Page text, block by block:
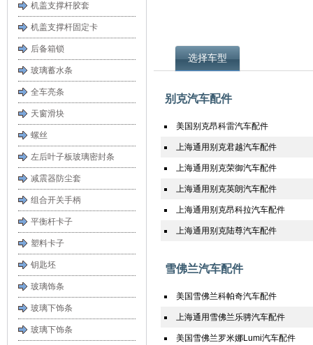
机盖支撑杆胶套
机盖支撑杆固定卡
后备箱锁
玻璃蓄水条
全车亮条
天窗滑块
螺丝
左后叶子板玻璃密封条
减震器防尘套
组合开关手柄
平衡杆卡子
塑料卡子
钥匙坯
玻璃饰条
玻璃下饰条
玻璃下饰条
选择车型
别克汽车配件
美国别克昂科雷汽车配件
上海通用别克君越汽车配件
上海通用别克荣御汽车配件
上海通用别克英朗汽车配件
上海通用别克昂科拉汽车配件
上海通用别克陆尊汽车配件
雪佛兰汽车配件
美国雪佛兰科帕奇汽车配件
上海通用雪佛兰乐骋汽车配件
美国雪佛兰罗米娜Lumi汽车配件